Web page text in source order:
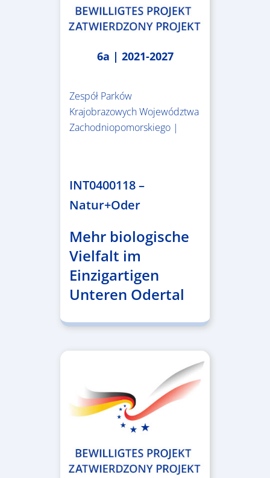
6a | 2021-2027
Zespół Parków
Krajobrazowych Województwa
Zachodniopomorskiego |
INT0400118 –
Natur+Oder
Mehr biologische
Vielfalt im
Einzigartigen
Unteren Odertal